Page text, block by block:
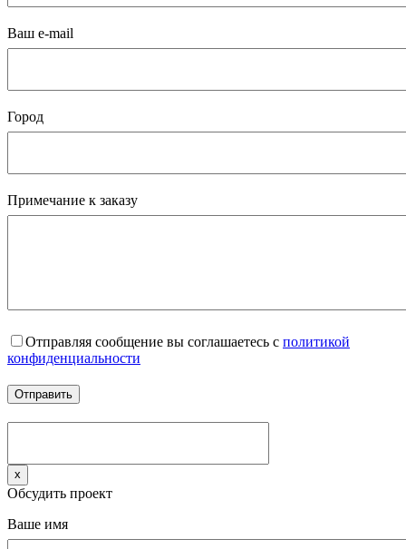
Ваш e-mail
Город
Примечание к заказу
Отправляя сообщение вы соглашаетесь с политикой
конфиденциальности
x
Обсудить проект
Ваше имя